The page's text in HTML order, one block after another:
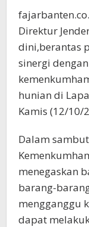
Direktur
dini,berantas
sinergi
hunian di
Kamis (12/10/
Dalam
menegaskan
barang-
mengganggu
dapat